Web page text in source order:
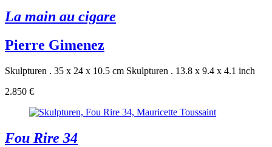
La main au cigare
Pierre Gimenez
Skulpturen . 35 x 24 x 10.5 cm Skulpturen . 13.8 x 9.4 x 4.1 inch
2.850 €
Fou Rire 34